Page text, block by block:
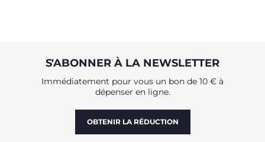
S'ABONNER À LA NEWSLETTER
Immédiatement pour vous un bon de 10 € à
dépenser en ligne.
OBTENIR LA RÉDUCTION